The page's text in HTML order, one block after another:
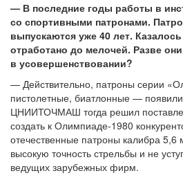
— В последние годы работы в
со спортивными патронами.
выпускаются уже 40 лет.
отработано до мелочей. Разве
в усовершенствовании?
— Действительно, патроны серии
пистолетные, биатлонные —
ЦНИИТОЧМАШ тогда решил
создать к Олимпиаде-1980
отечественные патроны калибра
высокую точность стрельбы и не
ведущих зарубежных фирм.